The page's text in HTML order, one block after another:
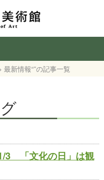
最新情報“”の記事一覧
3 「文化の日」は観